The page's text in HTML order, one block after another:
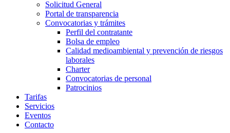
Solicitud General
Portal de transparencia
Convocatorias y trámites
Perfil del contratante
Bolsa de empleo
Calidad medioambiental y prevención de riesgos
laborales
Charter
Convocatorias de personal
Patrocinios
Tarifas
Servicios
Eventos
Contacto